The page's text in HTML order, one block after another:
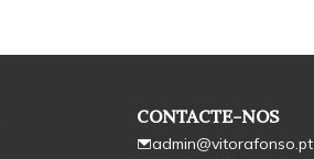
CONTACTE-NOS
admin@vitorafonso.pt